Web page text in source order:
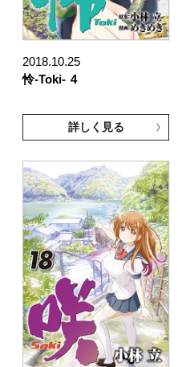
2018.10.25
怜-Toki- 4
詳しく見る